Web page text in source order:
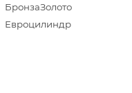
БронзаЗолото
Евроцилиндр